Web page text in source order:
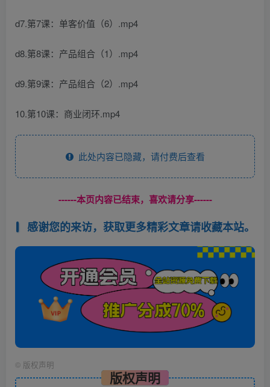
d7.第7课：单客价值（6）.mp4
d8.第8课：产品组合（1）.mp4
d9.第9课：产品组合（2）.mp4
10.第10课：商业闭环.mp4
此处内容已隐藏，请付费后查看
------本页内容已结束，喜欢请分享------
感谢您的来访，获取更多精彩文章请收藏本站。
© 版权声明
版权声明